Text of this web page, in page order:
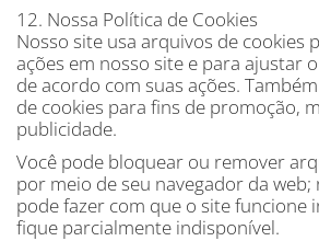
12. Nossa Política de Cookies
Nosso site usa arquivos de cookies
ações em nosso site e para ajustar
de acordo com suas ações.
de cookies para fins de promoção,
publicidade.
Você pode bloquear ou remover
por meio de seu navegador da
pode fazer com que o site funcione
fique parcialmente indisponível.